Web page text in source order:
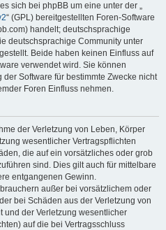
sich bei phpBB um eine unter der „
“ (GPL) bereitgestellten Foren-Software
handelt; deutschsprachige
deutschsprachige Community unter
Beide haben keinen Einfluss auf
verwendet wird. Sie können
Software für bestimmte Zwecke nicht
Foren Einfluss nehmen.
der Verletzung von Leben, Körper
wesentlicher Vertragspflichten
die auf ein vorsätzliches oder grob
sind. Dies gilt auch für mittelbare
entgangenen Gewinn.
außer bei vorsätzlichem oder
bei Schäden aus der Verletzung von
und der Verletzung wesentlicher
auf die bei Vertragsschluss